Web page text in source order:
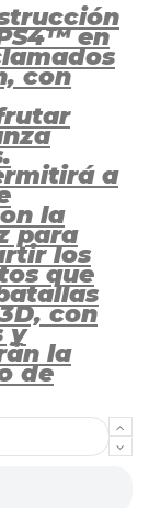
en
con
a
la
para
los
que
con
y
la
de